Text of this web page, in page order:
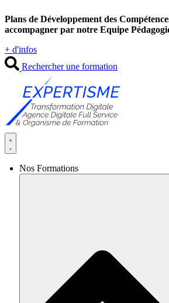
au
contenu
Plans de Développement des
accompagner par notre Equipe
+ d'infos
Rechercher une formation
Nos Formations